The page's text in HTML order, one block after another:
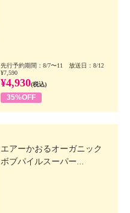
先行予約期間：8/7〜11 放送日：8/12
¥7,590
¥4,930(税込)
35%OFF
エアーかおるオーガニック
ボブパイルスーパー...